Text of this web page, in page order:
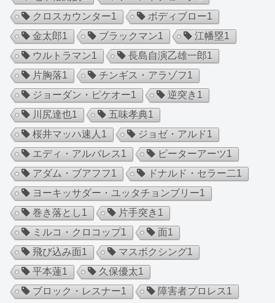
クロスカウンター1 ボディブロー1
金太郎1 ブラックマン1 江幡塁1
ウルトラマン1 長島自演乙雄一郎1
片胸落1 チンギス・アラゾフ1
ジョーダン・ピケオー1 逆突き 1
川尻達也1 五味孝典1
桜井マッハ速人 1 ジョゼ・アルド1
エディ・アルバレス1 ピーターアーツ1
アダム・ブアフフ1 ドナルド・セラー二1
ヨーキッサダー・ユッタチョンブリー1
巻き落とし1 片手突き 1
ミルコ・クロコップ1 面1
飛び込み面1 マスボクシング1
平本蓮1 久保優太1
ブロック・レスナー1 障害者プロレス1